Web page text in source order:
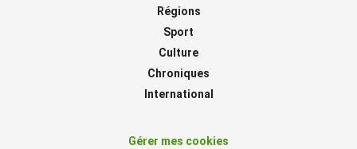
Régions
Sport
Culture
Chroniques
International
Gérer mes cookies